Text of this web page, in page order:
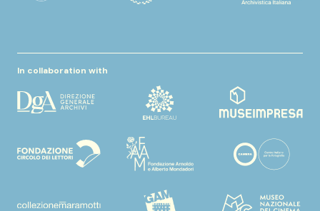
In collaboration with